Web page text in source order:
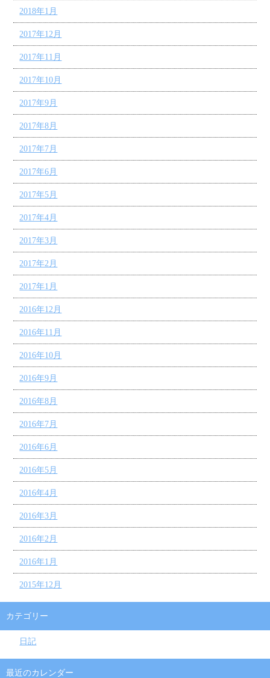
2018年1月
2017年12月
2017年11月
2017年10月
2017年9月
2017年8月
2017年7月
2017年6月
2017年5月
2017年4月
2017年3月
2017年2月
2017年1月
2016年12月
2016年11月
2016年10月
2016年9月
2016年8月
2016年7月
2016年6月
2016年5月
2016年4月
2016年3月
2016年2月
2016年1月
2015年12月
カテゴリー
日記
最近のカレンダー